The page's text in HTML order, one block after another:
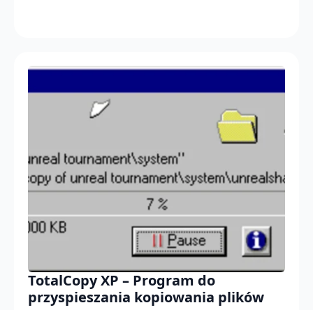
TotalCopy XP – Program do
przyspieszania kopiowania plików